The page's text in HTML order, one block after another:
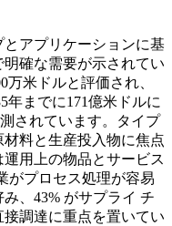
アプリケーションに基
確な需要が示されてい
万米ドルと評価され、
年までに171億米ドルに
されています。タイプ
料と生産投入物に焦点
用上の物品とサービス
がプロセス処理が容易
、43% がサプライ チ
調達に重点を置いてい